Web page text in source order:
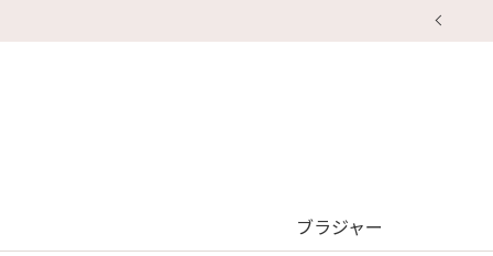
【重要】地震による配送遅延・店舗休業のお知ら
ブラジャー